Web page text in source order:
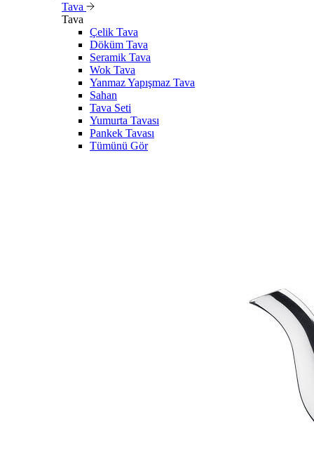
Tava
Tava
Çelik Tava
Döküm Tava
Seramik Tava
Wok Tava
Yanmaz Yapışmaz Tava
Sahan
Tava Seti
Yumurta Tavası
Pankek Tavası
Tümünü Gör